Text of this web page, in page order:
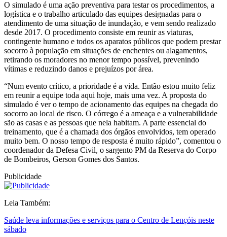
O simulado é uma ação preventiva para testar os procedimentos, a
logística e o trabalho articulado das equipes designadas para o
atendimento de uma situação de inundação, e vem sendo realizado
desde 2017. O procedimento consiste em reunir as viaturas,
contingente humano e todos os aparatos públicos que podem prestar
socorro à população em situações de enchentes ou alagamentos,
retirando os moradores no menor tempo possível, prevenindo
vítimas e reduzindo danos e prejuízos por área.
“Num evento crítico, a prioridade é a vida. Então estou muito feliz
em reunir a equipe toda aqui hoje, mais uma vez. A proposta do
simulado é ver o tempo de acionamento das equipes na chegada do
socorro ao local de risco. O córrego é a ameaça e a vulnerabilidade
são as casas e as pessoas que nela habitam. A parte essencial do
treinamento, que é a chamada dos órgãos envolvidos, tem operado
muito bem. O nosso tempo de resposta é muito rápido”, comentou o
coordenador da Defesa Civil, o sargento PM da Reserva do Corpo
de Bombeiros, Gerson Gomes dos Santos.
Publicidade
Leia Também:
Saúde leva informações e serviços para o Centro de Lençóis neste
sábado